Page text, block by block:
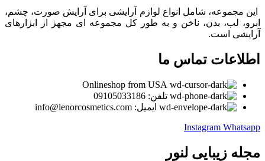
این مجموعه، شامل انواع لوازم آرایشی برای آرایش صورت، چشم،
ابرو، لب، بدن، ناخن و به طور کل مجموعه ای مجهز از ابزارهای
آرایشی است.
اطلاعات تماس ما
Onlineshop from USA
تلفن: 09105033186
ایمیل: info@lenorcosmetics.com
Instagram Whatsapp
مجله زیبایی لنور